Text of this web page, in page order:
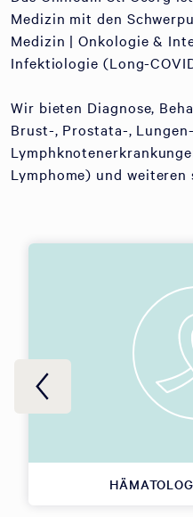
Medizin mit den
Medizin | Onkologie &
Infektiologie (Long-
Wir bieten Diagnose,
Brust-, Prostata-,
Lymphome) und weiteren